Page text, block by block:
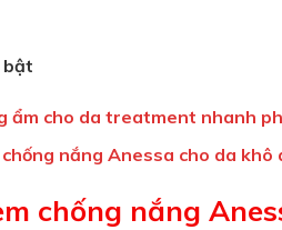
bật
ẩm cho da treatment nhanh
nắng Anessa cho da khô
chống nắng